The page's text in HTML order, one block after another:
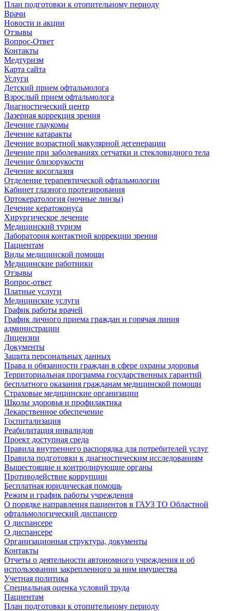
План подготовки к отопительному периоду
Врачи
Новости и акции
Отзывы
Вопрос-Ответ
Контакты
Медтуризм
Карта сайта
Услуги
Детский прием офтальмолога
Взрослый прием офтальмолога
Диагностический центр
Лазерная коррекция зрения
Лечение глаукомы
Лечение катаракты
Лечение возрастной макулярной дегенерации
Лечение при заболеваниях сетчатки и стекловидного тела
Лечение близорукости
Лечение косоглазия
Отделение терапевтической офтальмологии
Кабинет глазного протезирования
Ортокератология (ночные линзы)
Лечение кератоконуса
Хирургическое лечение
Медицинский туризм
Лаборатория контактной коррекции зрения
Пациентам
Виды медицинской помощи
Медицинские работники
Отзывы
Вопрос-ответ
Платные услуги
Медицинские услуги
График работы врачей
График личного приема граждан и горячая линия
администрации
Лицензии
Документы
Защита персональных данных
Права и обязанности граждан в сфере охраны здоровья
Территориальная программа государственных гарантий
бесплатного оказания гражданам медицинской помощи
Страховые медицинские организации
Школы здоровья и профилактика
Лекарственное обеспечение
Госпитализация
Реабилитация инвалидов
Проект доступная среда
Правила внутреннего распорядка для потребителей услуг
Правила подготовки к диагностическим исследованиям
Вышестоящие и контролирующие органы
Противодействие коррупции
Бесплатная юридическая помощь
Режим и график работы учреждения
О порядке направления пациентов в ГАУЗ ТО Областной
офтальмологический диспансер
О диспансере
О диспансере
Организационная структура, документы
Контакты
Отчеты о деятельности автономного учреждения и об
использовании закрепленного за ним имущества
Учетная политика
Специальная оценка условий труда
Пациентам
План подготовки к отопительному периоду